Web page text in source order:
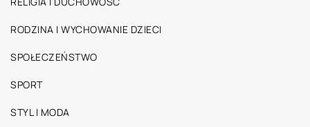
RODZINA I WYCHOWANIE DZIECI
SPOŁECZEŃSTWO
SPORT
STYL I MODA